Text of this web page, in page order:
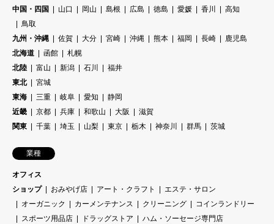
中国・四国
山口 岡山 島根 広島 徳島 愛媛 香川
高知
鳥取
九州・沖縄
佐賀 大分 宮崎 沖縄 熊本 福岡 長崎
鹿児島
北海道
函館
札幌
北陸
富山 新潟 石川
福井
東北
宮城
東海
三重 岐阜 愛知
静岡
近畿
京都 兵庫 和歌山 大阪
滋賀
関東
千葉 埼玉 山梨 東京 栃木 神奈川 群馬 茨城
業種
オフィス
ショップ
おみやげ店 アート・クラフト
エステ・サロン
オーガニック
カーメンテナンス クリーニング
コインランドリー
スポーツ用品店
ドラッグストア
ハム・ソーセージ専門店